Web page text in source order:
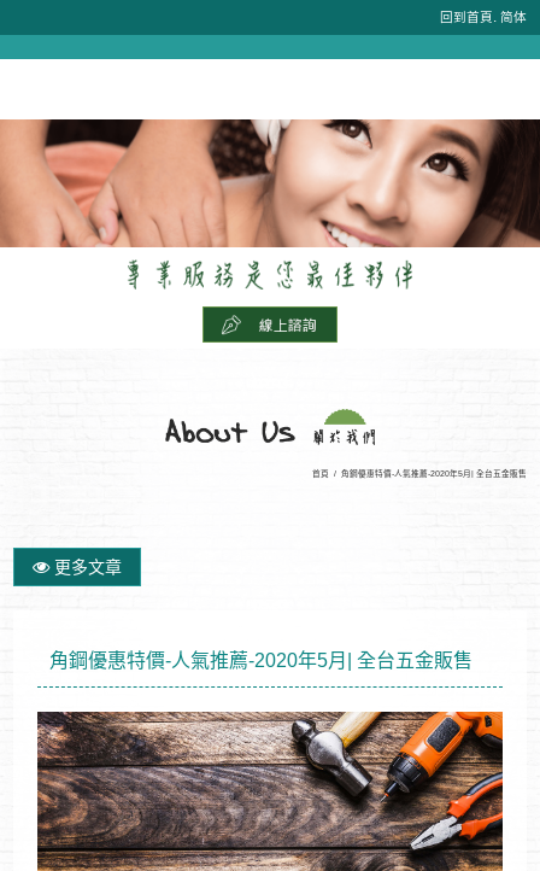
回到首頁. 简体
首頁 / 角鋼優惠特價-人氣推薦-2020年5月| 全台五金販售
更多文章
角鋼優惠特價-人氣推薦-2020年5月| 全台五金販售